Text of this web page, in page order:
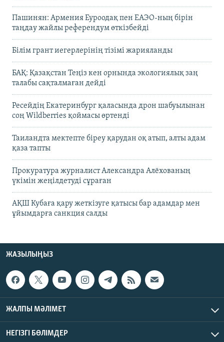
Пашинян: Армения Еуроодақ пен ЕАЭО-ның бірін
таңдау жайлы референдум өткізбейді
Білім грант иегерлерінің тізімі жарияланды
БАҚ: Қазақстан Теңіз кен орнында экологиялық заң
талабы сақталмаған дейді
Ресейдің Екатеринбург қаласында дрон шабуылынан
соң Wildberries қоймасы өртенді
Таиландта мектепте біреу қарудан оқ атып, алты адам
қаза тапты
Прокуратура журналист Александра Алёхованың
үкімін жеңілдетуді сұраған
АҚШ Кубаға қару жеткізуге қатысы бар адамдар мен
ұйымдарға санкция салды
ЖАЗЫЛЫҢЫЗ
ЖАЛПЫ МӘЛІМЕТ
НЕГІЗГІ БӨЛІМДЕР